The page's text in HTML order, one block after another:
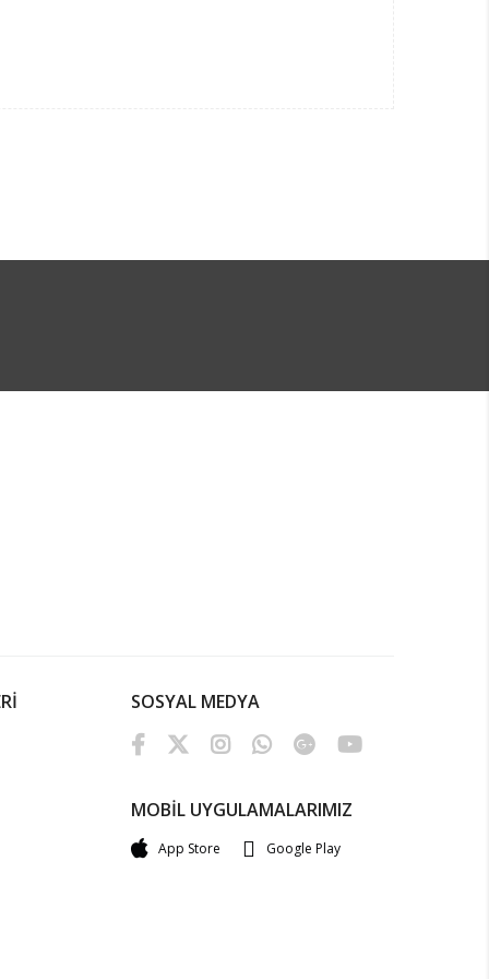
SOSYAL MEDYA
MOBİL UYGULAMALARIMIZ
App Store Google Play